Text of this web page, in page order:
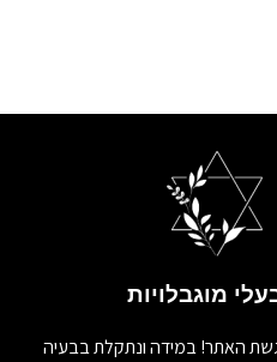
מוגבלויות
האתר! במידה ונתקלת בבעיה